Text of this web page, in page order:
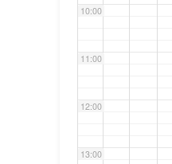
10:00
11:00
12:00
13:00